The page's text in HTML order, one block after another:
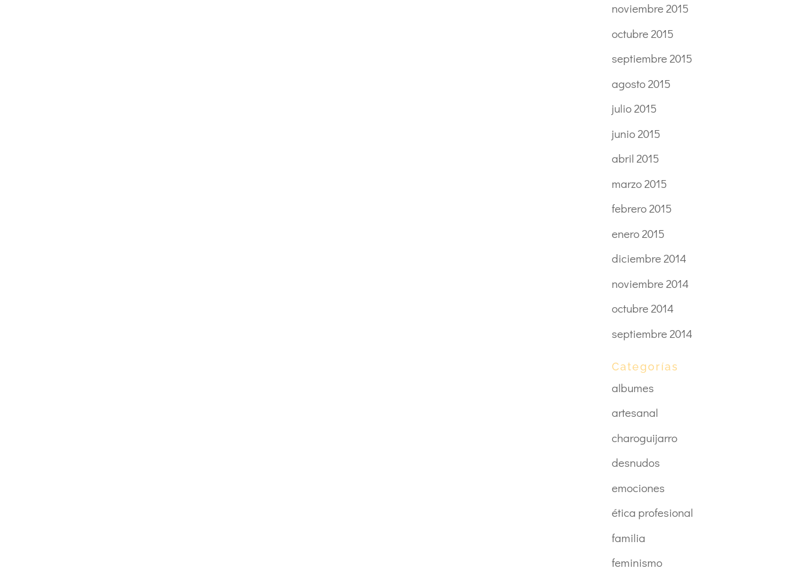
noviembre 2015
octubre 2015
septiembre 2015
agosto 2015
julio 2015
junio 2015
abril 2015
marzo 2015
febrero 2015
enero 2015
diciembre 2014
noviembre 2014
octubre 2014
septiembre 2014
Categorías
albumes
artesanal
charoguijarro
desnudos
emociones
ética profesional
familia
feminismo